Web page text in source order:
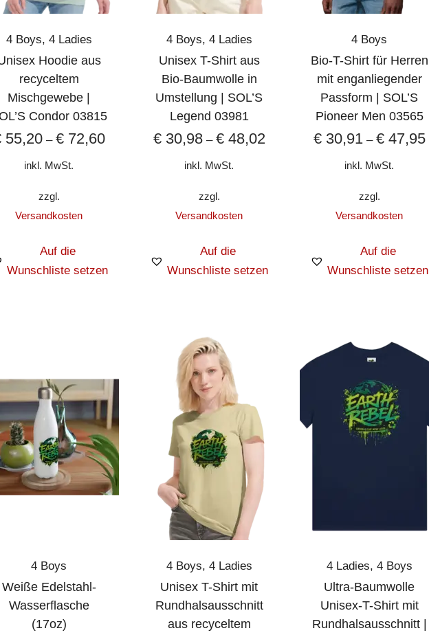
in kaltem Wasser mit ähnlichen Farben.
bei niedriger Temperatur trocknen oder flach zum Trocknen hinlegen.
und Langlebigkeit des Stoffes zu erhalten, sollte das T-Shirt an einem
Ort gelagert werden.
4 Boys, 4 Ladies
Hoodie aus
recyceltem
Mischgewebe |
Condor 03815
55,20– €72,60
inkl. MwSt.
zzgl.
Versandkosten
Auf die
Wunschliste setzen
4 Boys, 4 Ladies
Unisex T-Shirt aus
Bio-Baumwolle in
Umstellung | SOL’S
Legend 03981
€30,98– €48,02
inkl. MwSt.
zzgl.
Versandkosten
Auf die
Wunschliste setzen
4 Boys
Bio-T-Shirt für Herren
mit enganliegender
Passform | SOL’S
Pioneer Men 03565
€30,91 – €47,95
inkl. MwSt.
zzgl.
Versandkosten
Auf die
Wunschliste setzen
4 Boys
Weiße Edelstahl-
Wasserflasche
(17oz)
4 Boys, 4 Ladies
Unisex T-Shirt mit
Rundhalsausschnitt
aus recyceltem
4 Ladies, 4 Boys
Ultra-Baumwolle
Unisex-T-Shirt mit
Rundhalsausschnitt |